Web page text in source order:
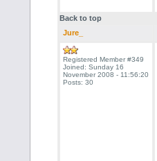
Back to top
Jure_
Registered Member #349
Joined: Sunday 16
November 2008 - 11:56:20
Posts: 30